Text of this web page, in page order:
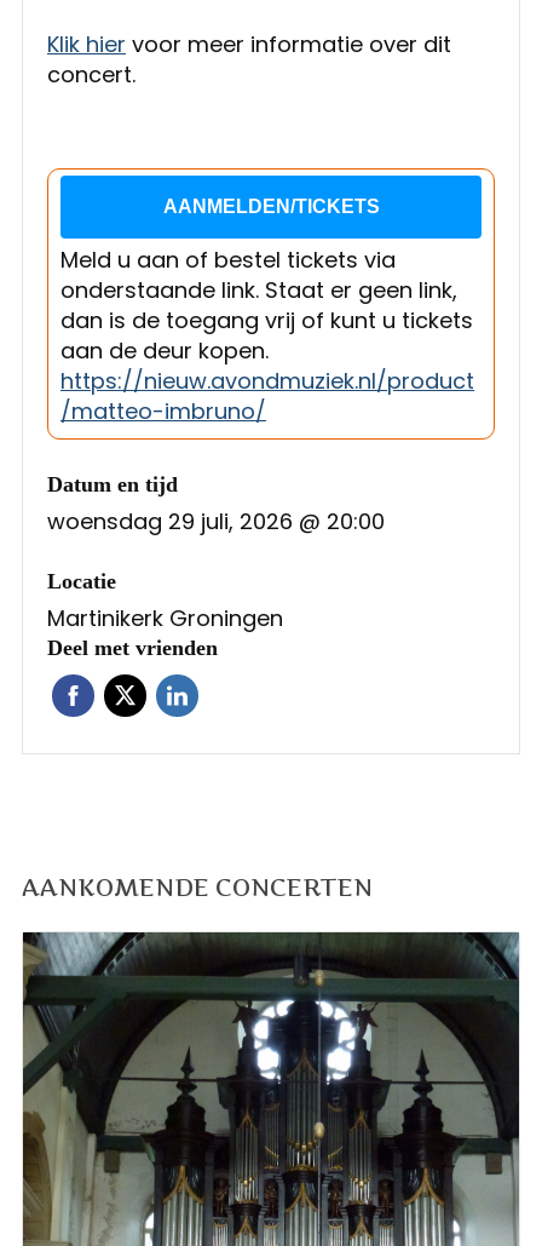
Klik hier voor meer informatie over dit
concert.
AANMELDEN/TICKETS
Meld u aan of bestel tickets via
onderstaande link. Staat er geen link,
dan is de toegang vrij of kunt u tickets
aan de deur kopen.
https://nieuw.avondmuziek.nl/product
/matteo-imbruno/
Datum en tijd
woensdag 29 juli, 2026 @ 20:00
Locatie
Martinikerk Groningen
Deel met vrienden
AANKOMENDE CONCERTEN